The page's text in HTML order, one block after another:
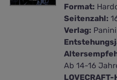
Format:
Seitenzahl:
Verlag:
Ab 14-16
LOVECRAFT-